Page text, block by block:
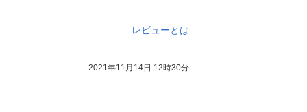
レビューとは
2021年11月14日 12時30分